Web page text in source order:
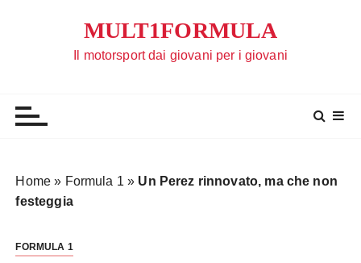
MULT1FORMULA
Il motorsport dai giovani per i giovani
Home » Formula 1 » Un Perez rinnovato, ma che non
festeggia
FORMULA 1